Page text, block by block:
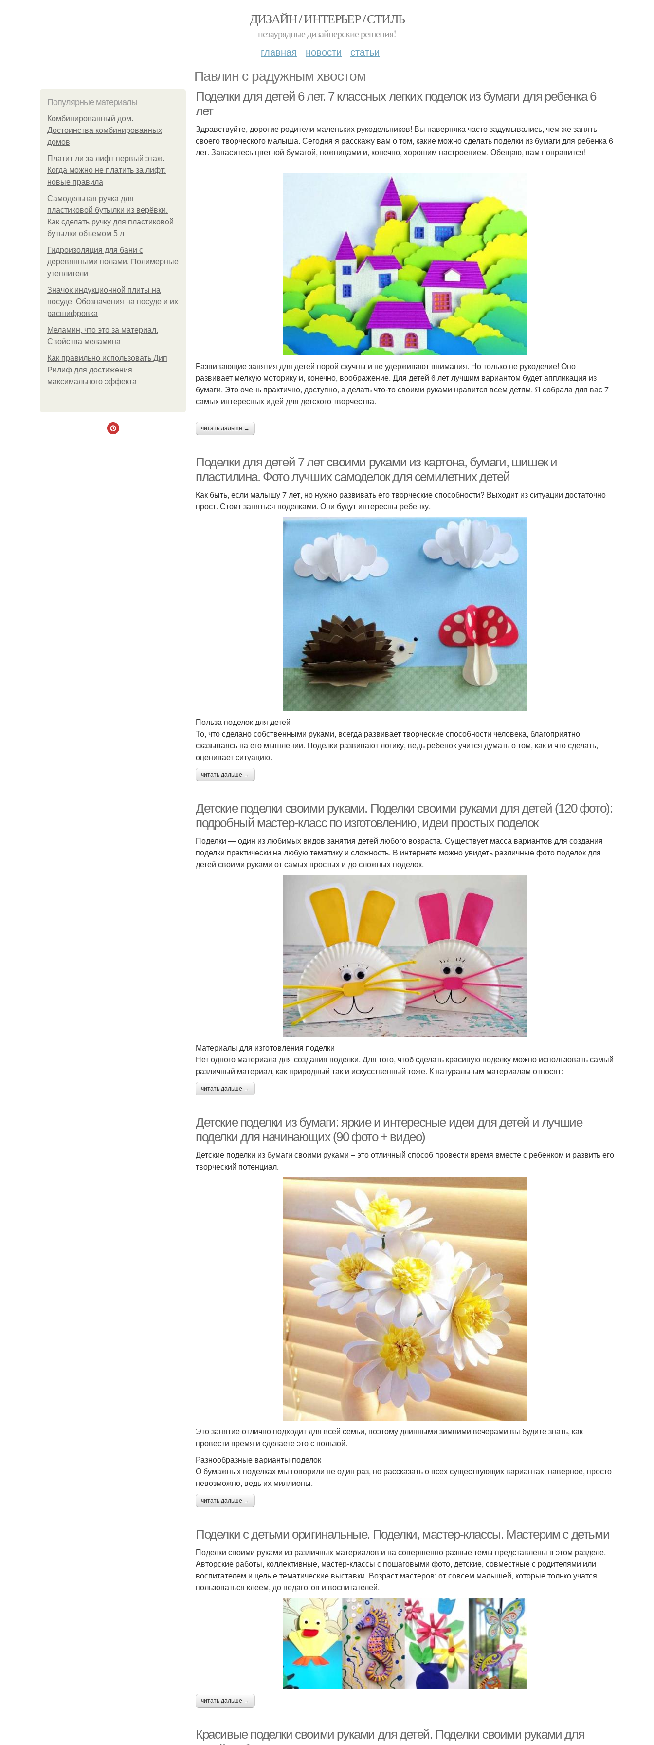
ДИЗАЙН / ИНТЕРЬЕР / СТИЛЬ
незаурядные дизайнерские решения!
главная новости статьи
Павлин с радужным хвостом
Популярные материалы
Комбинированный дом.
Достоинства комбинированных
домов
Платит ли за лифт первый этаж.
Когда можно не платить за лифт:
новые правила
Самодельная ручка для
пластиковой бутылки из верёвки.
Как сделать ручку для пластиковой
бутылки объемом 5 л
Гидроизоляция для бани с
деревянными полами. Полимерные
утеплители
Значок индукционной плиты на
посуде. Обозначения на посуде и их
расшифровка
Меламин, что это за материал.
Свойства меламина
Как правильно использовать Дип
Рилиф для достижения
максимального эффекта
Поделки для детей 6 лет. 7 классных легких поделок из бумаги для ребенка 6
лет
Здравствуйте, дорогие родители маленьких рукодельников! Вы наверняка часто задумывались, чем же занять
своего творческого малыша. Сегодня я расскажу вам о том, какие можно сделать поделки из бумаги для ребенка 6
лет. Запаситесь цветной бумагой, ножницами и, конечно, хорошим настроением. Обещаю, вам понравится!
Развивающие занятия для детей порой скучны и не удерживают внимания. Но только не рукоделие! Оно
развивает мелкую моторику и, конечно, воображение. Для детей 6 лет лучшим вариантом будет аппликация из
бумаги. Это очень практично, доступно, а делать что-то своими руками нравится всем детям. Я собрала для вас 7
самых интересных идей для детского творчества.
читать дальше →
Поделки для детей 7 лет своими руками из картона, бумаги, шишек и
пластилина. Фото лучших самоделок для семилетних детей
Как быть, если малышу 7 лет, но нужно развивать его творческие способности? Выходит из ситуации достаточно
прост. Стоит заняться поделками. Они будут интересны ребенку.
Польза поделок для детей
То, что сделано собственными руками, всегда развивает творческие способности человека, благоприятно
сказываясь на его мышлении. Поделки развивают логику, ведь ребенок учится думать о том, как и что сделать,
оценивает ситуацию.
читать дальше →
Детские поделки своими руками. Поделки своими руками для детей (120 фото):
подробный мастер-класс по изготовлению, идеи простых поделок
Поделки — один из любимых видов занятия детей любого возраста. Существует масса вариантов для создания
поделки практически на любую тематику и сложность. В интернете можно увидеть различные фото поделок для
детей своими руками от самых простых и до сложных поделок.
Материалы для изготовления поделки
Нет одного материала для создания поделки. Для того, чтоб сделать красивую поделку можно использовать самый
различный материал, как природный так и искусственный тоже. К натуральным материалам относят:
читать дальше →
Детские поделки из бумаги: яркие и интересные идеи для детей и лучшие
поделки для начинающих (90 фото + видео)
Детские поделки из бумаги своими руками – это отличный способ провести время вместе с ребенком и развить его
творческий потенциал.
Это занятие отлично подходит для всей семьи, поэтому длинными зимними вечерами вы будите знать, как
провести время и сделаете это с пользой.
Разнообразные варианты поделок
О бумажных поделках мы говорили не один раз, но рассказать о всех существующих вариантах, наверное, просто
невозможно, ведь их миллионы.
читать дальше →
Поделки с детьми оригинальные. Поделки, мастер-классы. Мастерим с детьми
Поделки своими руками из различных материалов и на совершенно разные темы представлены в этом разделе.
Авторские работы, коллективные, мастер-классы с пошаговыми фото, детские, совместные с родителями или
воспитателем и целые тематические выставки. Возраст мастеров: от совсем малышей, которые только учатся
пользоваться клеем, до педагогов и воспитателей.
читать дальше →
Красивые поделки своими руками для детей. Поделки своими руками для